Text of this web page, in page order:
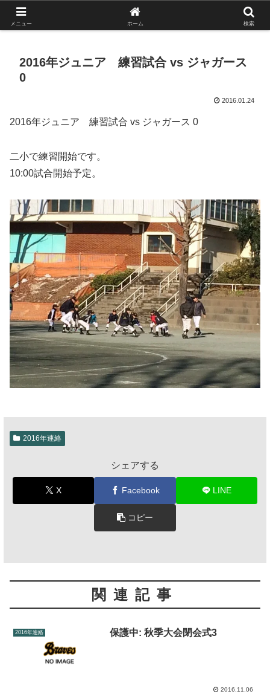
がんばれ！フルスイング！境南ブレーブス！
2016年ジュニア 練習試合 vs ジャガース
0
2016.01.24
2016年ジュニア 練習試合 vs ジャガース 0
二小で練習開始です。
10:00試合開始予定。
2016年連絡
シェアする
X Facebook LINE
コピー
関連記事
2016年連絡 保護中: 秋季大会閉会式3
2016.11.06
メニュー ホーム 検索